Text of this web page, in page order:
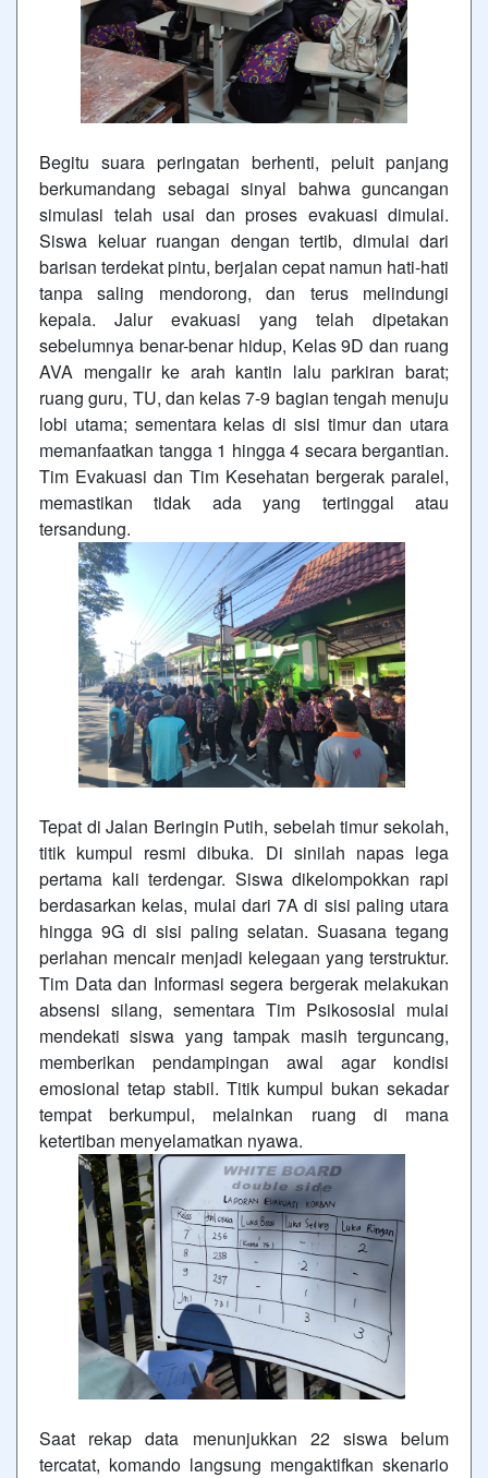
Begitu suara peringatan berhenti, peluit panjang
berkumandang sebagai sinyal bahwa guncangan
simulasi telah usai dan proses evakuasi dimulai.
Siswa keluar ruangan dengan tertib, dimulai dari
barisan terdekat pintu, berjalan cepat namun hati-hati
tanpa saling mendorong, dan terus melindungi
kepala. Jalur evakuasi yang telah dipetakan
sebelumnya benar-benar hidup, Kelas 9D dan ruang
AVA mengalir ke arah kantin lalu parkiran barat;
ruang guru, TU, dan kelas 7-9 bagian tengah menuju
lobi utama; sementara kelas di sisi timur dan utara
memanfaatkan tangga 1 hingga 4 secara bergantian.
Tim Evakuasi dan Tim Kesehatan bergerak paralel,
memastikan tidak ada yang tertinggal atau
tersandung.
Tepat di Jalan Beringin Putih, sebelah timur sekolah,
titik kumpul resmi dibuka. Di sinilah napas lega
pertama kali terdengar. Siswa dikelompokkan rapi
berdasarkan kelas, mulai dari 7A di sisi paling utara
hingga 9G di sisi paling selatan. Suasana tegang
perlahan mencair menjadi kelegaan yang terstruktur.
Tim Data dan Informasi segera bergerak melakukan
absensi silang, sementara Tim Psikososial mulai
mendekati siswa yang tampak masih terguncang,
memberikan pendampingan awal agar kondisi
emosional tetap stabil. Titik kumpul bukan sekadar
tempat berkumpul, melainkan ruang di mana
ketertiban menyelamatkan nyawa.
Saat rekap data menunjukkan 22 siswa belum
tercatat, komando langsung mengaktifkan skenario